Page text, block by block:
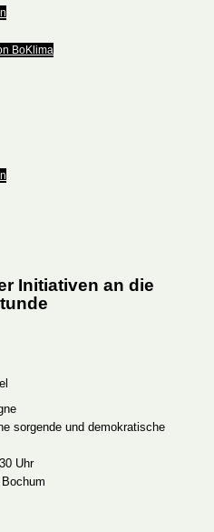
BoKlima
Initiativen an die
sorgende und demokratische
Uhr